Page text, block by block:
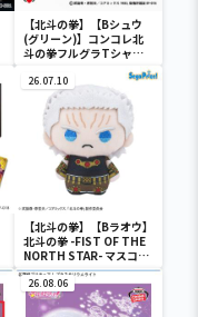
【北斗の拳】【Bシュウ
(グリーン)】コンコレ北
斗の拳フルグラTシャツ
26.07.10
【北斗の拳】【Bラオウ】
北斗の拳 -FIST OF THE
NORTH STAR- マスコッ
ト（EX）
26.08.06